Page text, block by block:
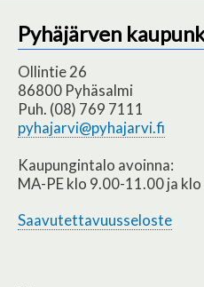
Pyhäjärven
Ollintie 26
86800 Pyhäsalmi
Puh. (08) 769 7111
pyhajarvi@pyhajarvi.fi
Kaupungintalo avoinna:
MA-PE klo 9.00-11.00 ja
Saavutettavuusseloste